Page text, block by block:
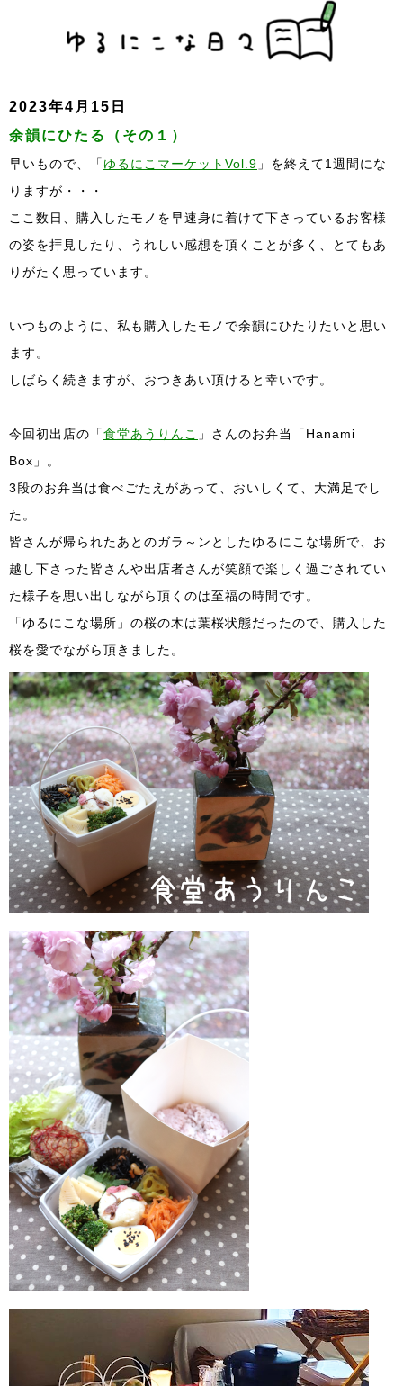
2023年4月15日
余韻にひたる（その１）
早いもので、「 ゆるにこマーケットVol.9 」を終えて1週間にな
りますが・・・
ここ数日、購入したモノを早速身に着けて下さっているお客様
の姿を拝見したり、うれしい感想を頂くことが多く、とてもあ
りがたく思っています。
いつものように、私も購入したモノで余韻にひたりたいと思い
ます。
しばらく続きますが、おつきあい頂けると幸いです。
今回初出店の「食堂あうりんこ
」さんのお弁当「Hanami
Box」。
3段のお弁当は食べごたえがあって、おいしくて、大満足でし
た。
皆さんが帰られたあとのガラ～ンとしたゆるにこな場所で、お
越し下さった皆さんや出店者さんが笑顔で楽しく過ごされてい
た様子を思い出しながら頂くのは至福の時間です。
「ゆるにこな場所」の桜の木は葉桜状態だったので、購入した
桜を愛でながら頂きました。